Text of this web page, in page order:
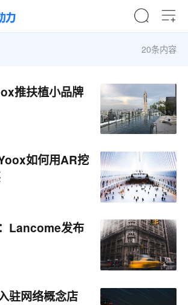
20条内容
推扶植小品牌
如何用AR挖
Lancome发布
驻网络概念店